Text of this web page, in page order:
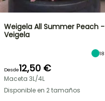
Weigela All Summer Peach -
Veigela
18
Desde12,50 €
Maceta 3L/4L
Disponible en 2 tamaños